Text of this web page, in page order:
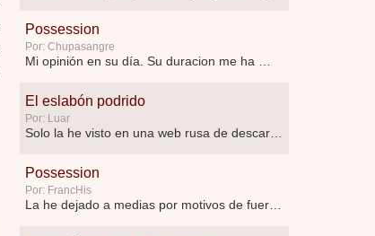
Possession
Por: Chupasangre
Mi opinión en su día. Su duracion me ha …
El eslabón podrido
Por: Luar
Possession
Por: FrancHis